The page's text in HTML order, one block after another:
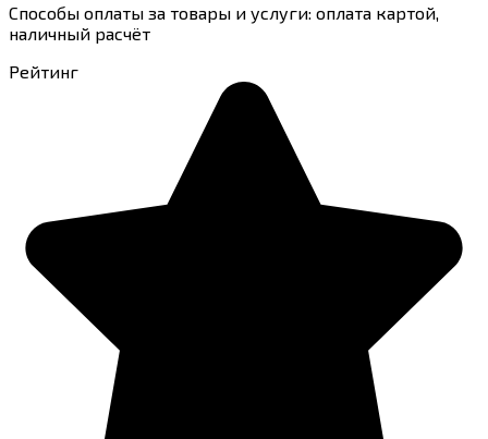
Способы оплаты за товары и услуги: оплата картой,
наличный расчёт
Рейтинг